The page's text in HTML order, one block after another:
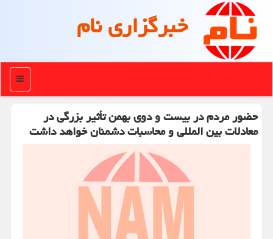
خبرگزاری نام
منو
حضور مردم در بیست و دوی بهمن تأثیر بزرگی در
معادلات بین المللی و محاسبات دشمنان خواهد داشت